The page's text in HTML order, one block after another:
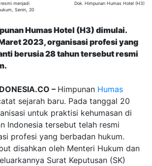
menjadi
Senin, 20
Dok. Himpunan Humas Hotel (H3)
Humas Hotel (H3) dimulai.
2023, organisasi profesi yang
berusia 28 tahun tersebut resmi
– Himpunan Humas
sejarah baru. Pada tanggal 20
untuk praktisi kehumasan di
Indonesia tersebut telah resmi
profesi yang berbadan hukum.
disahkan oleh Menteri Hukum dan
Surat Keputusan (SK)